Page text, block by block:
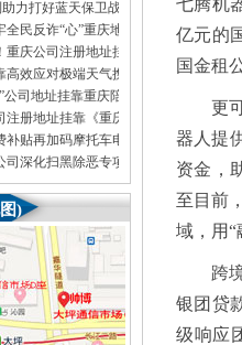
力打好蓝天保卫战
全民反诈“心”重庆地址挂靠防线——大
重庆公司注册地址挂靠第二批未来产业
高效应对极端天气携手筑牢安全屏障
司地址挂靠重庆陪诊服务升温
注册地址挂靠《重庆市预防未成年人
补贴再加码摩托车电动自行车首次被纳
深化扫黑除恶专项斗争部署会议召开
)
七腾机
亿元的
国金租
更
器人提
资金，
至目前
域，用“
跨
银团贷
级响应